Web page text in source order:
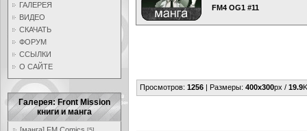
ГАЛЕРЕЯ
ВИДЕО
СКАЧАТЬ
ФОРУМ
ССЫЛКИ
О САЙТЕ
Галерея: Front Mission
книги и манга
FM4 OG1 #11
Просмотров: 1256 | Размеры: 400x300px / 19.9